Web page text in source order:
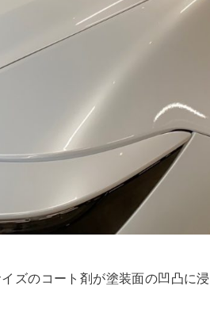
ズのコート剤が塗装面の凹凸に浸